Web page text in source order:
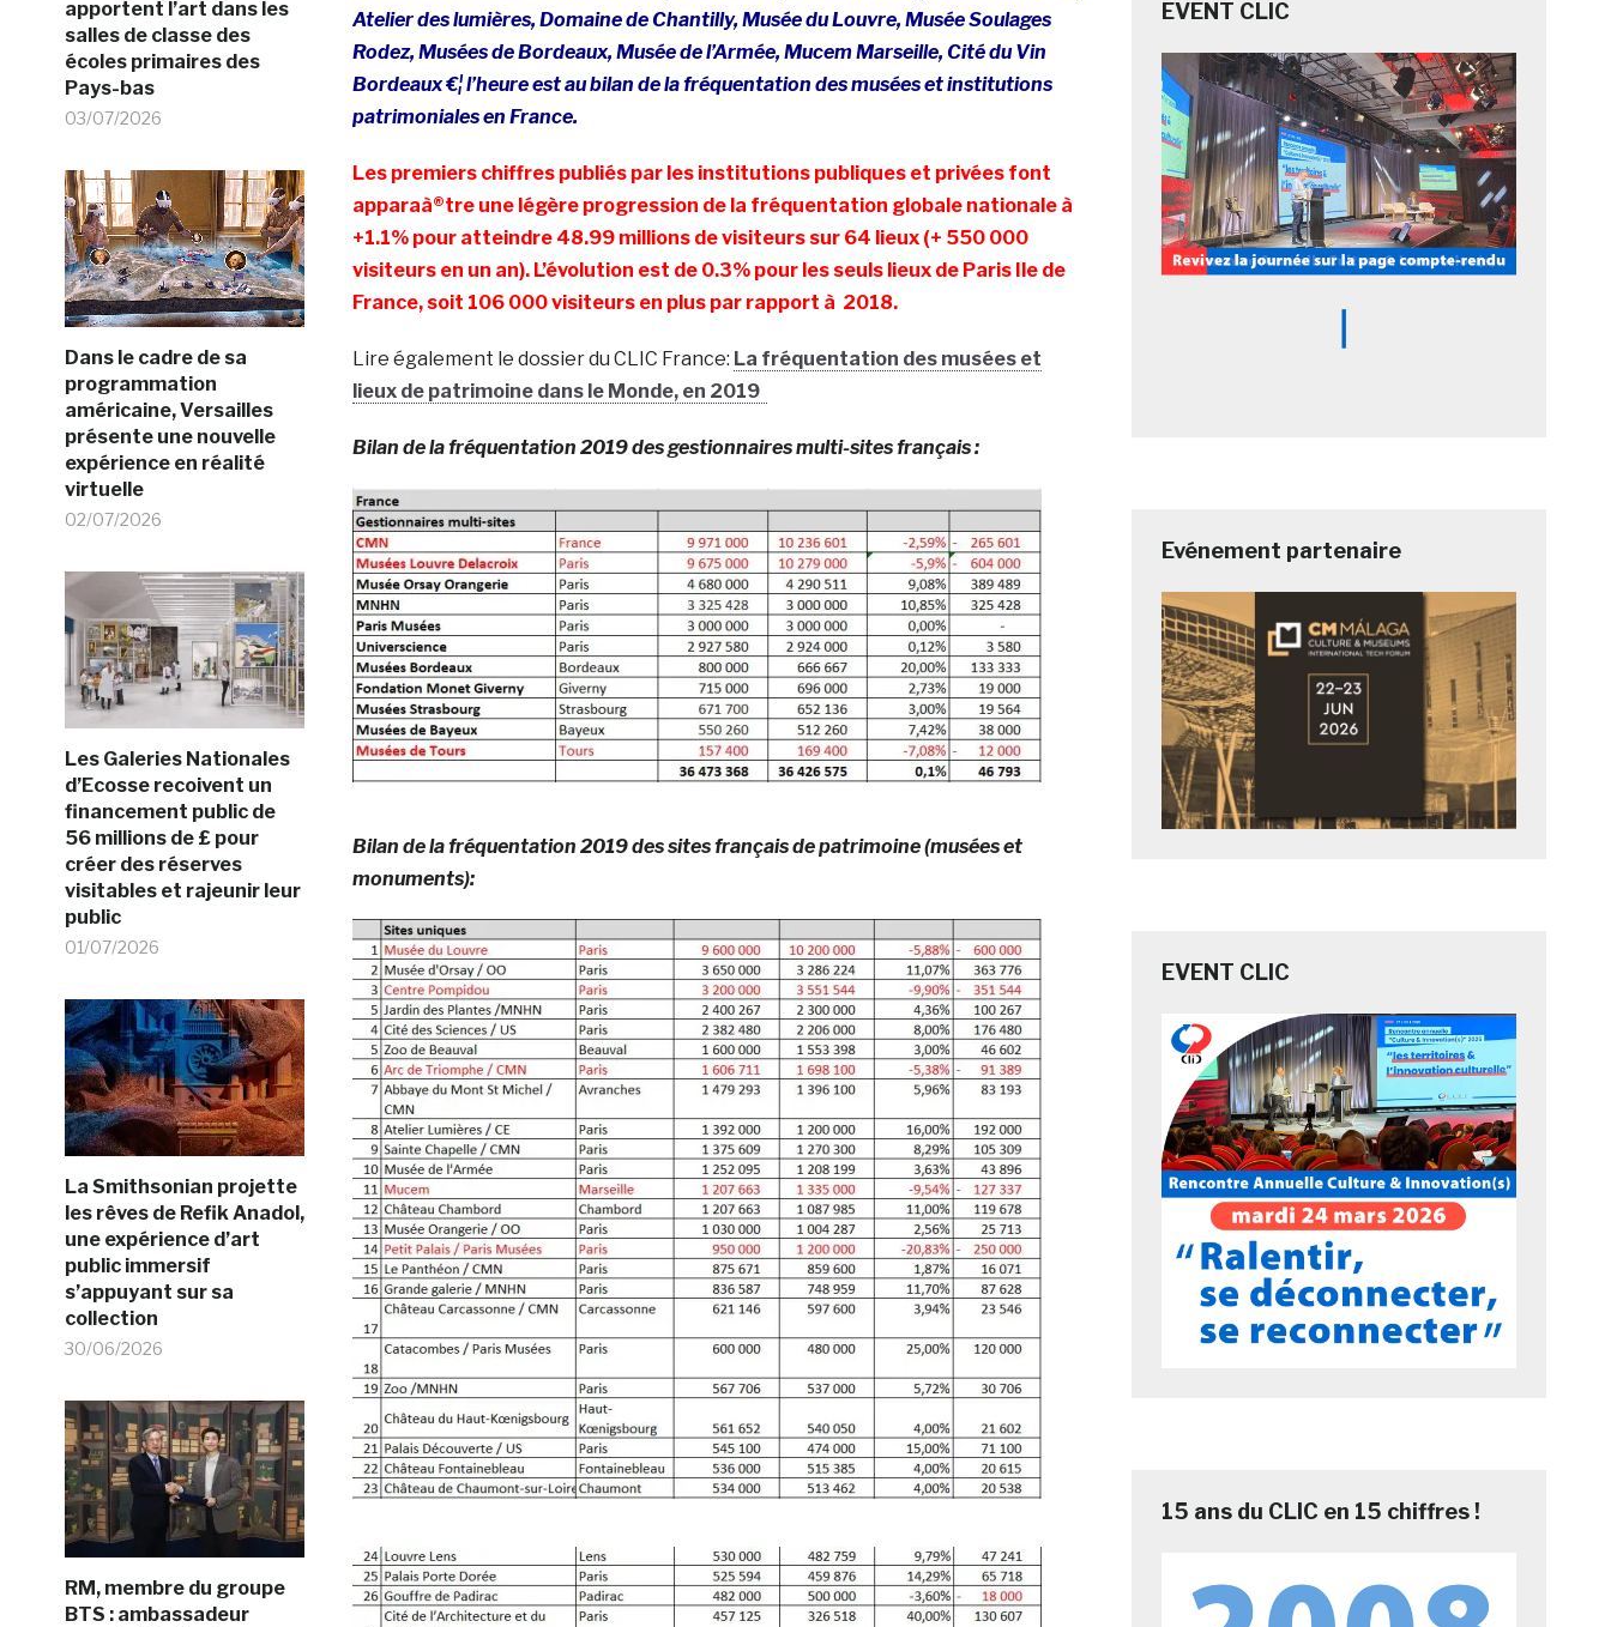
apportent l’art dans les
salles de classe des
écoles primaires des
Pays-bas
03/07/2026
Dans le cadre de sa
programmation
américaine, Versailles
présente une nouvelle
expérience en réalité
virtuelle
02/07/2026
Les Galeries Nationales
d’Ecosse recoivent un
financement public de
56 millions de £ pour
créer des réserves
visitables et rajeunir leur
public
01/07/2026
La Smithsonian projette
les rêves de Refik Anadol,
une expérience d’art
public immersif
s’appuyant sur sa
collection
30/06/2026
RM, membre du groupe
BTS : ambassadeur
Atelier des lumières, Domaine de Chantilly, Musée du Louvre, Musée Soulages
Rodez, Musées de Bordeaux, Musée de l’Armée, Mucem Marseille, Cité du Vin
Bordeaux €¦ l’heure est au bilan de la fréquentation des musées et institutions
patrimoniales en France.
Les premiers chiffres publiés par les institutions publiques et privées font
apparaà®tre une légère progression de la fréquentation globale nationale à
+1.1% pour atteindre 48.99 millions de visiteurs sur 64 lieux (+ 550 000
visiteurs en un an). L’évolution est de 0.3% pour les seuls lieux de Paris Ile de
France, soit 106 000 visiteurs en plus par rapport à 2018.
Lire également le dossier du CLIC France: La fréquentation des musées et
lieux de patrimoine dans le Monde, en 2019
Bilan de la fréquentation 2019 des gestionnaires multi-sites français :
Bilan de la fréquentation 2019 des sites français de patrimoine (musées et
monuments):
EVENT CLIC
Evénement partenaire
EVENT CLIC
15 ans du CLIC en 15 chiffres !